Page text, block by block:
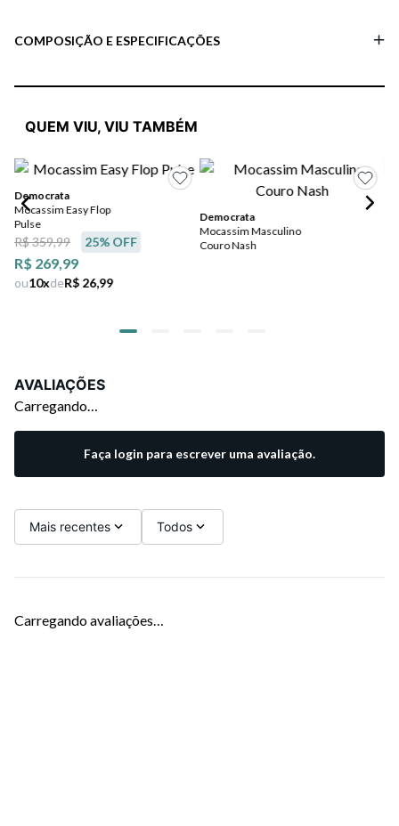
COMPOSIÇÃO E ESPECIFICAÇÕES
QUEM VIU, VIU TAMBÉM
Democrata
Mocassim Easy Flop
Pulse
R$ 269,99
R$ 359,99 25% OFF
ou10xdeR$ 26,99
Democrata
Mocassim Masculino
Couro Nash
AVALIAÇÕES
Carregando…
Faça login para escrever uma avaliação.
Mais recentes Todos
Carregando avaliações…